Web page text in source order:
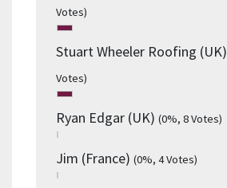
Votes)
Stuart Wheeler Roofing (UK)
Votes)
Ryan Edgar (UK) (0%, 8 Votes)
Jim (France) (0%, 4 Votes)